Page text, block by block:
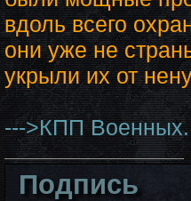
вдоль всего
они уже не
укрыли их от
--->КПП Военных.
Подпись